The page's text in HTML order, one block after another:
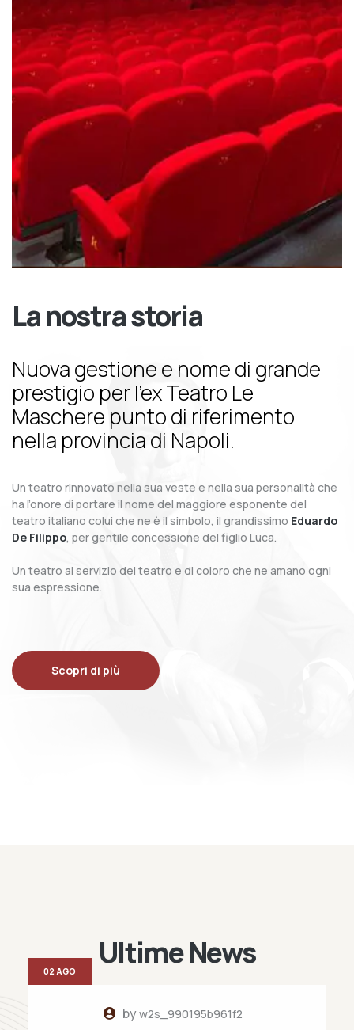
La nostra storia
Nuova gestione e nome di grande
prestigio per l’ex Teatro Le
Maschere punto di riferimento
nella provincia di Napoli.
Un teatro rinnovato nella sua veste e nella sua personalità che
ha l’onore di portare il nome del maggiore esponente del
teatro italiano colui che ne è il simbolo, il grandissimo Eduardo
De Filippo, per gentile concessione del figlio Luca.
Un teatro al servizio del teatro e di coloro che ne amano ogni
sua espressione.
Scopri di più
Ultime News
byw2s_990195b961f2
02 AGO